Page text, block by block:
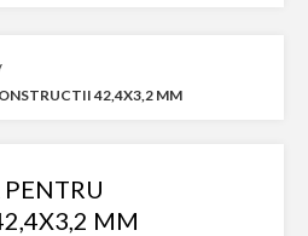
42,4X3,2 MM
MM